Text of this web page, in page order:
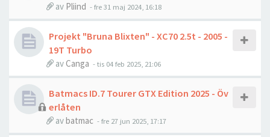
av Pliind - fre 31 maj 2024, 16:18
Projekt "Bruna Blixten" - XC70 2.5t - 2005 -
19T Turbo
avCanga - tis 04 feb 2025, 21:06
Batmacs ID.7 Tourer GTX Edition 2025 - Öv
erlåten
avbatmac - fre 27 jun 2025, 17:17